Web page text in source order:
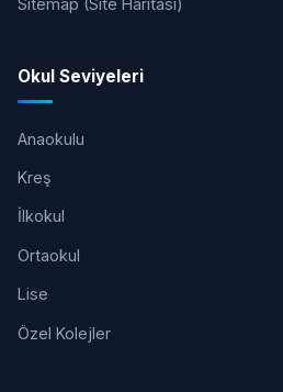
Sitemap (Site Haritası)
Okul Seviyeleri
Anaokulu
Kreş
İlkokul
Ortaokul
Lise
Özel Kolejler